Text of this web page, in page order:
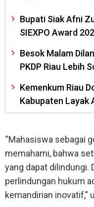
Bupati Siak Afni
SIEXPO Award
Besok Malam
PKDP Riau Lebih
Kemenkum Riau
Kabupaten Layak
“Mahasiswa sebagai
memahami, bahwa
yang dapat dilindungi.
perlindungan hukum
kemandirian inovatif,”